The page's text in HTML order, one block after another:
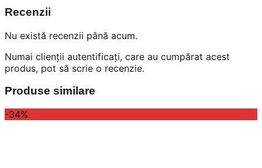
Recenzii
Nu există recenzii până acum.
Numai clienții autentificați, care au cumpărat acest
produs, pot să scrie o recenzie.
Produse similare
-34%